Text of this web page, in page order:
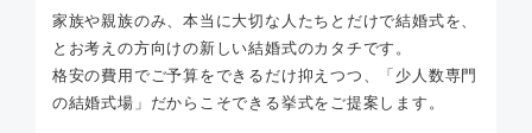
家族や親族のみ、本当に大切な人たちとだけで結婚式を、
とお考えの方向けの新しい結婚式のカタチです。
格安の費用でご予算をできるだけ抑えつつ、「少人数専門
の結婚式場」だからこそできる挙式をご提案します。